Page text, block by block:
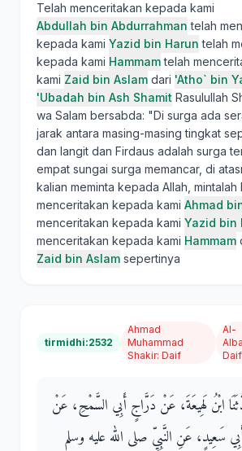
Telah menceritakan kepada kami
Abdullah bin Abdurrahman telah
kepada kami Yazid bin Harun telah
kepada kami Hammamtelah
kami Zaid bin Aslam dari 'Atho` bin
'Ubadah bin Ash Shamit Rasulullah
wa Salam bersabda: "Di surga ada
jarak antara masing-masing tingkat
dan langit dan Firdaus adalah surga
empat sungai surga memancar, di
kalian meminta kepada Allah, mintalah
menceritakan kepada kami Ahmad
menceritakan kepada kami Yazid bin
menceritakan kepada kami Hammam
Zaid bin Aslam sepertinya
tirmidhi:2532
Ahmad
Muhammad
Shakir: Daif
Al-
Daif
ابْنُ لَهِيعَةَ، عَنْ دَرَّاجٍ أَبِي السَّمْحِ، عَنْ
سَعِيدٍ، عَنِ النَّبِيِّ صلى الله عليه وسلم